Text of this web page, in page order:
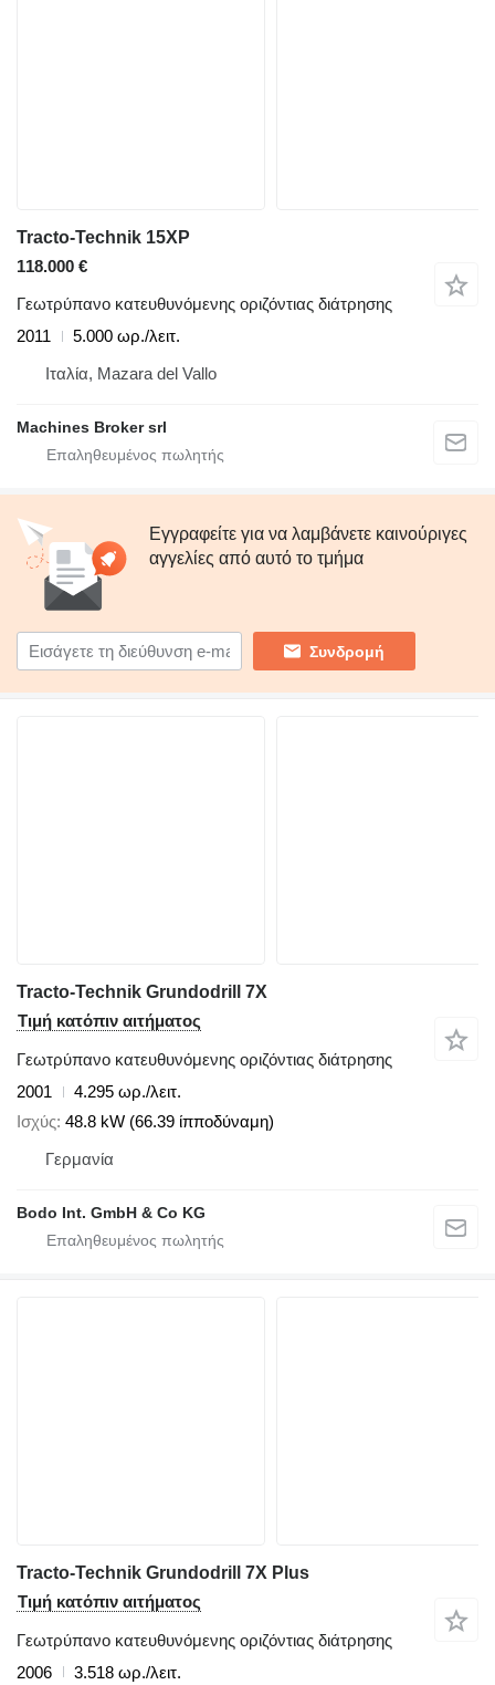
Tracto-Technik 15XP
118.000 €
Γεωτρύπανο κατευθυνόμενης οριζόντιας διάτρησης
2011
5.000 ωρ./λειτ.
Ιταλία, Mazara del Vallo
Machines Broker srl
Εγγραφείτε για να λαμβάνετε καινούριγες
αγγελίες από αυτό το τμήμα
Συνδρομή
Tracto-Technik Grundodrill 7X
Τιμή κατόπιν αιτήματος
Γεωτρύπανο κατευθυνόμενης οριζόντιας διάτρησης
2001
4.295 ωρ./λειτ.
Ισχύς 48.8 kW (66.39 ίπποδύναμη)
Γερμανία
Bodo Int. GmbH & Co KG
Tracto-Technik Grundodrill 7X Plus
Τιμή κατόπιν αιτήματος
Γεωτρύπανο κατευθυνόμενης οριζόντιας διάτρησης
2006
3.518 ωρ./λειτ.